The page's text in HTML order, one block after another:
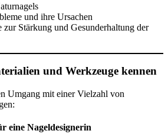
und ihre Ursachen
Stärkung und Gesunderhaltung der
und Werkzeuge kennen
Umgang mit einer Vielzahl von
eine Nageldesignerin